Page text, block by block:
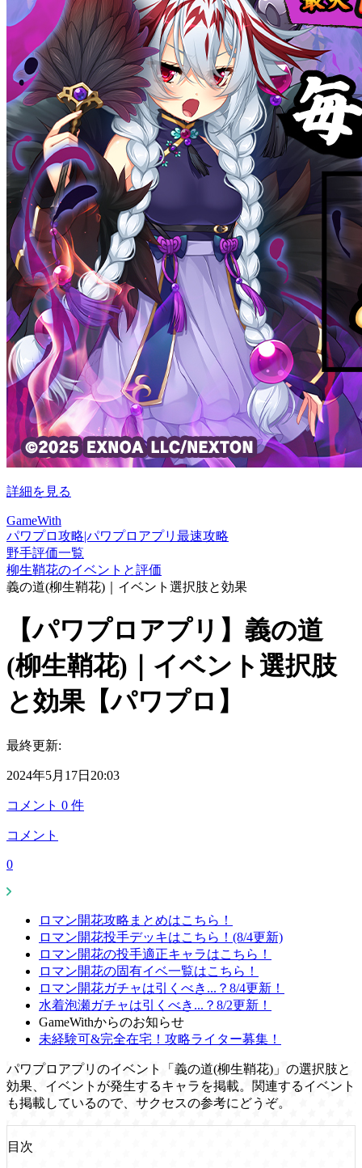
詳細を見る
GameWith
パワプロ攻略|パワプロアプリ最速攻略
野手評価一覧
柳生鞘花のイベントと評価
義の道(柳生鞘花)｜イベント選択肢と効果
【パワプロアプリ】義の道
(柳生鞘花)｜イベント選択肢
と効果【パワプロ】
最終更新:
2024年5月17日20:03
コメント 0 件
コメント
0
ロマン開花攻略まとめはこちら！
ロマン開花投手デッキはこちら！(8/4更新)
ロマン開花の投手適正キャラはこちら！
ロマン開花の固有イベ一覧はこちら！
ロマン開花ガチャは引くべき...？8/4更新！
水着泡瀬ガチャは引くべき...？8/2更新！
GameWithからのお知らせ
未経験可&完全在宅！攻略ライター募集！
パワプロアプリのイベント「義の道(柳生鞘花)」の選択肢と
効果、イベントが発生するキャラを掲載。関連するイベント
も掲載しているので、サクセスの参考にどうぞ。
目次